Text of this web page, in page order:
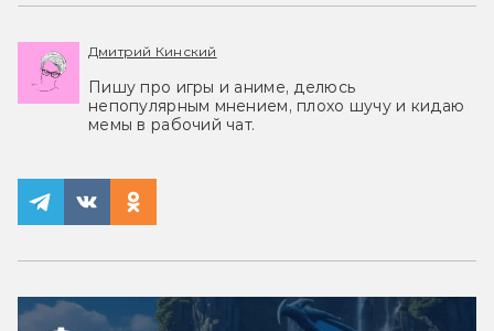
Дмитрий Кинский
Пишу про игры и аниме, делюсь
непопулярным мнением, плохо шучу и кидаю
мемы в рабочий чат.